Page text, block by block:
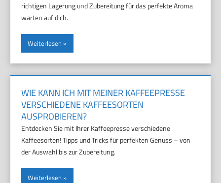
richtigen Lagerung und Zubereitung für das perfekte Aroma
warten auf dich.
Weiterlesen
WIE KANN ICH MIT MEINER KAFFEEPRESSE
VERSCHIEDENE KAFFEESORTEN
AUSPROBIEREN?
Entdecken Sie mit Ihrer Kaffeepresse verschiedene
Kaffeesorten! Tipps und Tricks für perfekten Genuss – von
der Auswahl bis zur Zubereitung.
Weiterlesen